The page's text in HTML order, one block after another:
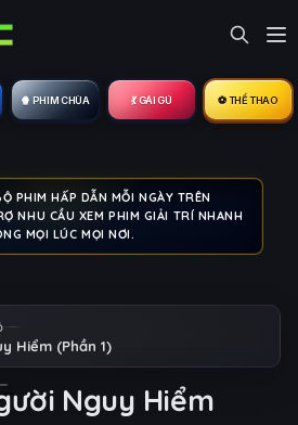
🍿 PHIM CHÙA 💃 GÁI GÚ ⚽ THỂ THAO
PHIM HẤP DẪN MỖI NGÀY TRÊN
NHU CẦU XEM PHIM GIẢI TRÍ NHANH
MỌI LÚC MỌI NƠI.
Hiểm (Phần 1)
Nguy Hiểm